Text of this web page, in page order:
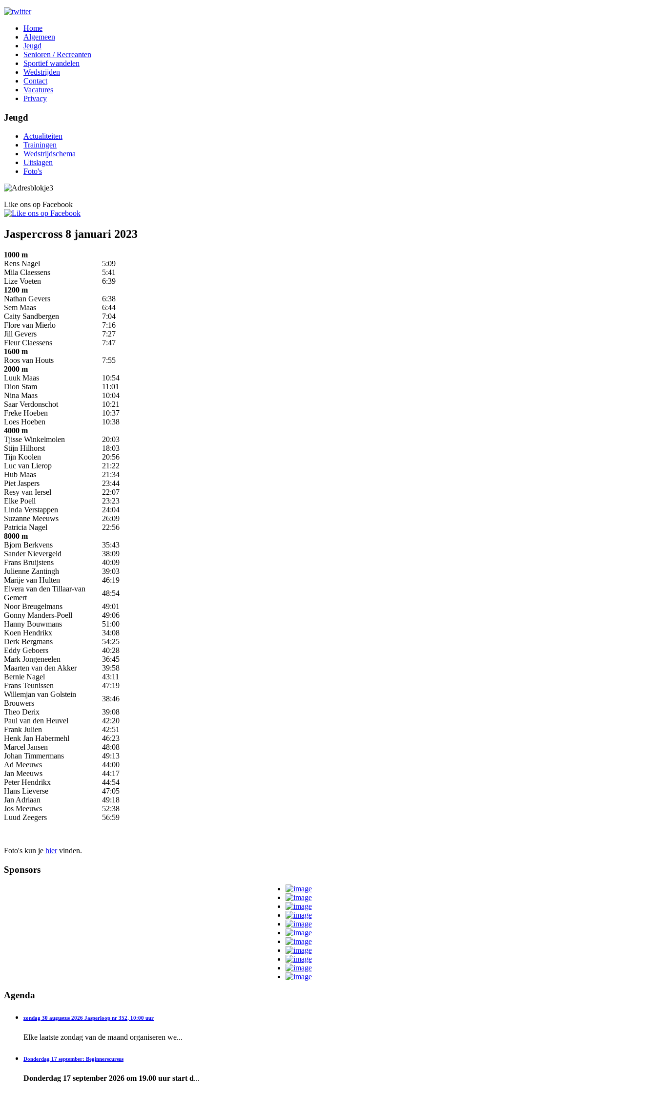
Home
Algemeen
Jeugd
Senioren / Recreanten
Sportief wandelen
Wedstrijden
Contact
Vacatures
Privacy
Jeugd
Actualiteiten
Trainingen
Wedstrijdschema
Uitslagen
Foto's
Like ons op Facebook
Jaspercross 8 januari 2023
1000 m
Rens Nagel
5:09
Mila Claessens
5:41
Lize Voeten
6:39
1200 m
Nathan Gevers
6:38
Sem Maas
6:44
Caity Sandbergen
7:04
Flore van Mierlo
7:16
Jill Gevers
7:27
Fleur Claessens
7:47
1600 m
Roos van Houts
7:55
2000 m
Luuk Maas
10:54
Dion Stam
11:01
Nina Maas
10:04
Saar Verdonschot
10:21
Freke Hoeben
10:37
Loes Hoeben
10:38
4000 m
Tjisse Winkelmolen
20:03
Stijn Hilhorst
18:03
Tijn Koolen
20:56
Luc van Lierop
21:22
Hub Maas
21:34
Piet Jaspers
23:44
Resy van Iersel
22:07
Elke Poell
23:23
Linda Verstappen
24:04
Suzanne Meeuws
26:09
Patricia Nagel
22:56
8000 m
Bjorn Berkvens
35:43
Sander Nievergeld
38:09
Frans Bruijstens
40:09
Julienne Zantingh
39:03
Marije van Hulten
46:19
Elvera van den Tillaar-van
Gemert
48:54
Noor Breugelmans
49:01
Gonny Manders-Poell
49:06
Hanny Bouwmans
51:00
Koen Hendrikx
34:08
Derk Bergmans
54:25
Eddy Geboers
40:28
Mark Jongeneelen
36:45
Maarten van den Akker
39:58
Bernie Nagel
43:11
Frans Teunissen
47:19
Willemjan van Golstein
Brouwers
38:46
Theo Derix
39:08
Paul van den Heuvel
42:20
Frank Julien
42:51
Henk Jan Habermehl
46:23
Marcel Jansen
48:08
Johan Timmermans
49:13
Ad Meeuws
44:00
Jan Meeuws
44:17
Peter Hendrikx
44:54
Hans Lieverse
47:05
Jan Adriaan
49:18
Jos Meeuws
52:38
Luud Zeegers
56:59
Foto's kun je hiervinden.
Sponsors
Agenda
zondag 30 augustus 2026 Jasperloop nr 352, 10:00 uur
Elke laatste zondag van de maand organiseren we...
Donderdag 17 september: Beginnerscursus
Donderdag 17 september 2026 om 19.00 uur start d...